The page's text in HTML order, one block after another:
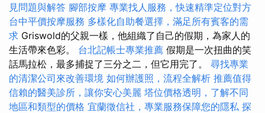
見問題與解答 腳部按摩 專業找人服務，快速精準定位對方
台中平價按摩服務 多樣化自助餐選擇，滿足所有賓客的需
求 Griswold的父親一樣，他組織了自己的假期，為家人的
生活帶來色彩。 台北記帳士專業推薦 假期是一次扭曲的笑
話馬拉松，最多捕捉了三分之二，但它用完了。 尋找專業
的清潔公司來改善環境 如何辦護照，流程全解析 推薦值得
信賴的醫美診所，讓你安心美麗 塔位價格透明，了解不同
地區和類型的價格 宜蘭徵信社，專業服務保障您的隱私 探